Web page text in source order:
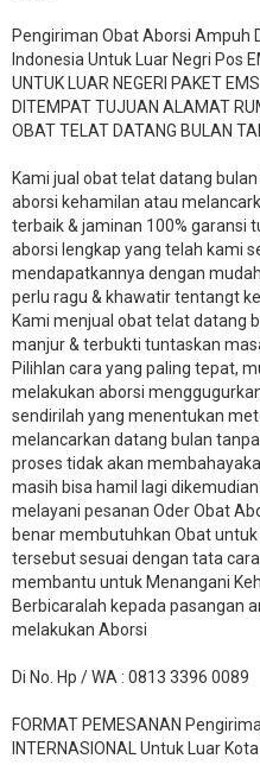
Pengiriman Obat Aborsi Ampuh
Indonesia Untuk Luar Negri Pos
UNTUK LUAR NEGERI PAKET
DITEMPAT TUJUAN ALAMAT
OBAT TELAT DATANG BULAN
Kami jual obat telat datang
aborsi kehamilan atau
terbaik & jaminan 100% garansi
aborsi lengkap yang telah kami
mendapatkannya dengan
perlu ragu & khawatir tentangt
Kami menjual obat telat datang
manjur & terbukti tuntaskan
Pilihlan cara yang paling tepat,
melakukan aborsi
sendirilah yang menentukan
melancarkan datang bulan
proses tidak akan
masih bisa hamil lagi
melayani pesanan Oder Obat
benar membutuhkan Obat
tersebut sesuai dengan tata
membantu untuk Menangani
Berbicaralah kepada pasangan
melakukan Aborsi
Di No. Hp / WA : 0813 3396 0089
FORMAT PEMESANAN
INTERNASIONAL Untuk Luar